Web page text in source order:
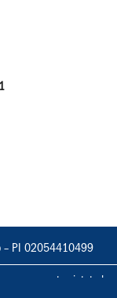
– PI 02054410499
vietata la